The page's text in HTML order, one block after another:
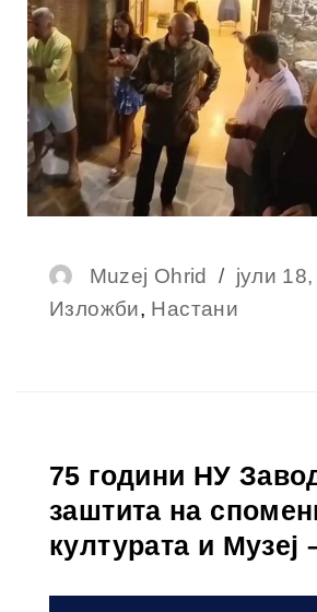
Muzej Ohrid
јули
Изложби, Настани
75 години НУ
заштита на
културата и Музеј